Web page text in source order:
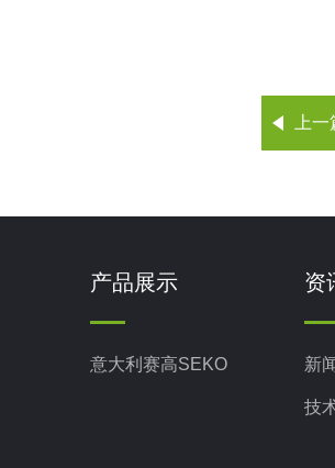
上
产品展示
意大利赛高SEKO
资
新
技